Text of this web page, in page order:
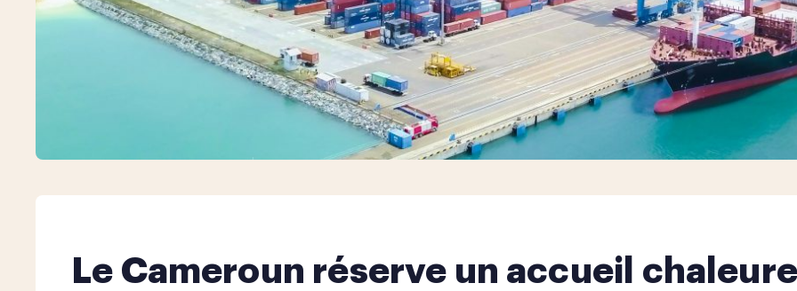
Le Cameroun réserve un accueil